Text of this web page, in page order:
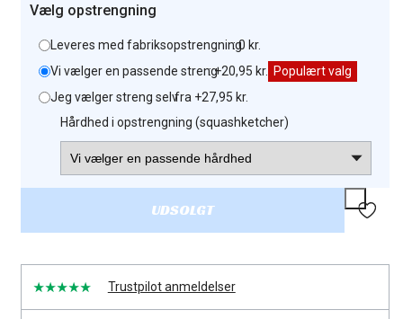
Vælg opstrengning
Leveres med fabriksopstrengning: 0 kr.
Vi vælger en passende streng: +20,95 kr.
Populært valg
Jeg vælger streng selv: fra +27,95 kr.
Hårdhed i opstrengning (squashketcher)
UDSOLGT
Trustpilot anmeldelser